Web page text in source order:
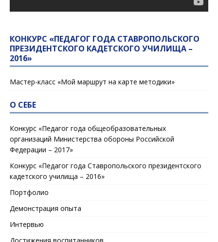
КОНКУРС «ПЕДАГОГ ГОДА СТАВРОПОЛЬСКОГО
ПРЕЗИДЕНТСКОГО КАДЕТСКОГО УЧИЛИЩА –
2016»
Мастер-класс «Мой маршрут на карте методики»
О СЕБЕ
Конкурс «Педагог года общеобразовательных
организаций Министерства обороны Российской
Федерации – 2017»
Конкурс «Педагог года Ставропольского президентского
кадетского училища – 2016»
Портфолио
Демонстрация опыта
Интервью